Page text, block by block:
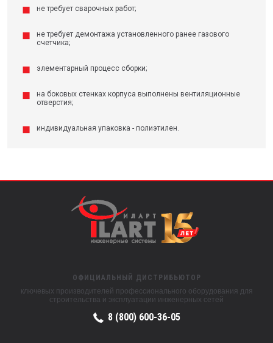
не требует сварочных работ;
не требует демонтажа установленного ранее газового
счетчика;
элементарный процесс сборки;
на боковых стенках корпуса выполнены вентиляционные
отверстия;
индивидуальная упаковка - полиэтилен.
ОФИЦИАЛЬНЫЙ ДИСТРИБЬЮТОР
ключевых производителей профессионального оборудования для
строительства и эксплуатации инженерных сетей
8 (800) 600-36-05